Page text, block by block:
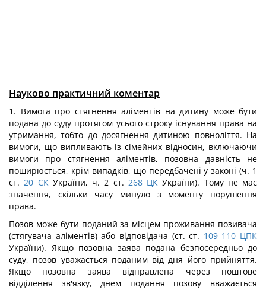
Науково практичний коментар
1. Вимога про стягнення аліментів на дитину може бути
подана до суду протягом усього строку існування права на
утримання, тобто до досягнення дитиною повноліття. На
вимоги, що випливають із сімейних відносин, включаючи
вимоги про стягнення аліментів, позовна давність не
поширюється, крім випадків, що передбачені у законі (ч. 1
ст. 20 СКУкраїни, ч. 2 ст. 268 ЦК України). Тому не має
значення, скільки часу минуло з моменту порушення
права.
Позов може бути поданий за місцем проживання позивача
(стягувача аліментів) або відповідача (ст. ст. 109 110 ЦПК
України). Якщо позовна заява подана безпосередньо до
суду, позов уважається поданим від дня його прийняття.
Якщо позовна заява відправлена через поштове
відділення зв'язку, днем подання позову вважається